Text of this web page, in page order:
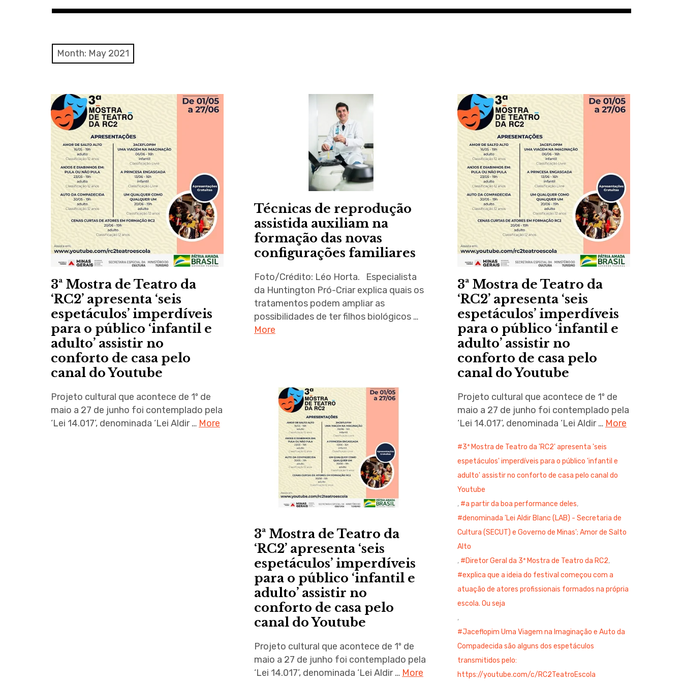
Month: May 2021
3ª Mostra de Teatro da
‘RC2’ apresenta ‘seis
espetáculos’ imperdíveis
para o público ‘infantil e
adulto’ assistir no
conforto de casa pelo
canal do Youtube
Projeto cultural que acontece de 1º de
maio a 27 de junho foi contemplado pela
‘Lei 14.017’, denominada ‘Lei Aldir … More
Técnicas de reprodução
assistida auxiliam na
formação das novas
configurações familiares
Foto/Crédito: Léo Horta. Especialista
da Huntington Pró-Criar explica quais os
tratamentos podem ampliar as
possibilidades de ter filhos biológicos …
More
3ª Mostra de Teatro da
‘RC2’ apresenta ‘seis
espetáculos’ imperdíveis
para o público ‘infantil e
adulto’ assistir no
conforto de casa pelo
canal do Youtube
Projeto cultural que acontece de 1º de
maio a 27 de junho foi contemplado pela
‘Lei 14.017’, denominada ‘Lei Aldir … More
3ª Mostra de Teatro da 'RC2' apresenta 'seis
espetáculos' imperdíveis para o público 'infantil e
adulto' assistir no conforto de casa pelo canal do
Youtube
,
a partir da boa performance deles,
denominada 'Lei Aldir Blanc (LAB) - Secretaria de
Cultura (SECUT) e Governo de Minas'; Amor de Salto
Alto
,
Diretor Geral da 3ª Mostra de Teatro da RC2,
explica que a ideia do festival começou com a
atuação de atores profissionais formados na própria
escola. Ou seja
,
Jaceflopim Uma Viagem na Imaginação e Auto da
Compadecida são alguns dos espetáculos
transmitidos pelo:
https://youtube.com/c/RC2TeatroEscola
3ª Mostra de Teatro da
‘RC2’ apresenta ‘seis
espetáculos’ imperdíveis
para o público ‘infantil e
adulto’ assistir no
conforto de casa pelo
canal do Youtube
Projeto cultural que acontece de 1º de
maio a 27 de junho foi contemplado pela
‘Lei 14.017’, denominada ‘Lei Aldir … More